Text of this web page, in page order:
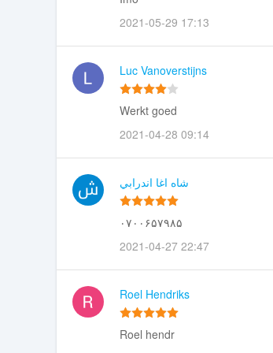
2021-05-29 17:13
Luc Vanoverstijns
Werkt goed
2021-04-28 09:14
شاه اغا اندرابي
۰۷۰۰۶۵۷۹۸۵
2021-04-27 22:47
Roel Hendriks
Roel hendr